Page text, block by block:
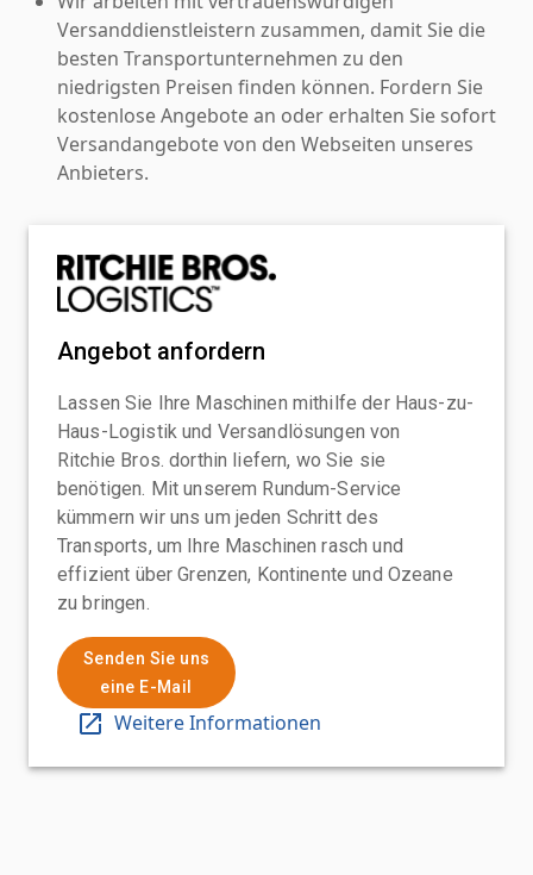
Versanddienstleistern zusammen, damit Sie die
besten Transportunternehmen zu den
niedrigsten Preisen finden können. Fordern Sie
kostenlose Angebote an oder erhalten Sie sofort
Versandangebote von den Webseiten unseres
Anbieters.
Angebot anfordern
Lassen Sie Ihre Maschinen mithilfe der Haus-zu-
Haus-Logistik und Versandlösungen von
Ritchie Bros. dorthin liefern, wo Sie sie
benötigen. Mit unserem Rundum-Service
kümmern wir uns um jeden Schritt des
Transports, um Ihre Maschinen rasch und
effizient über Grenzen, Kontinente und Ozeane
zu bringen.
Senden Sie uns
eine E-Mail
Weitere Informationen